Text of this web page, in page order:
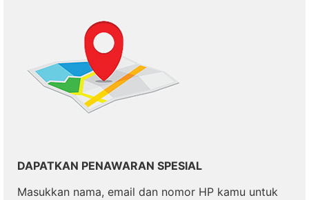
DAPATKAN PENAWARAN SPESIAL
Masukkan nama, email dan nomor HP kamu untuk